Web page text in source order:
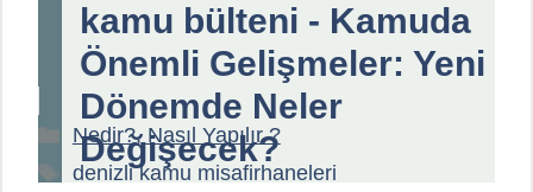
kamu bülteni - Kamuda
Önemli Gelişmeler: Yeni
Dönemde Neler
Değişecek?
Kategoriler
Nedir?, Nasıl Yapılır ?
Etiketler
denizli kamu misafirhaneleri